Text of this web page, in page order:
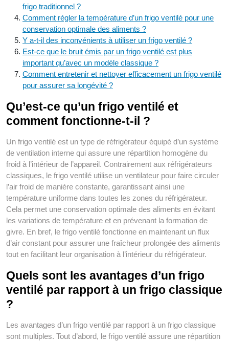
frigo traditionnel ?
Comment régler la température d’un frigo ventilé pour une
conservation optimale des aliments ?
Y a-t-il des inconvénients à utiliser un frigo ventilé ?
Est-ce que le bruit émis par un frigo ventilé est plus
important qu’avec un modèle classique ?
Comment entretenir et nettoyer efficacement un frigo ventilé
pour assurer sa longévité ?
Qu’est-ce qu’un frigo ventilé et
comment fonctionne-t-il ?
Un frigo ventilé est un type de réfrigérateur équipé d’un système
de ventilation interne qui assure une répartition homogène du
froid à l’intérieur de l’appareil. Contrairement aux réfrigérateurs
classiques, le frigo ventilé utilise un ventilateur pour faire circuler
l’air froid de manière constante, garantissant ainsi une
température uniforme dans toutes les zones du réfrigérateur.
Cela permet une conservation optimale des aliments en évitant
les variations de température et en prévenant la formation de
givre. En bref, le frigo ventilé fonctionne en maintenant un flux
d’air constant pour assurer une fraîcheur prolongée des aliments
tout en facilitant leur organisation à l’intérieur du réfrigérateur.
Quels sont les avantages d’un frigo
ventilé par rapport à un frigo classique
?
Les avantages d’un frigo ventilé par rapport à un frigo classique
sont multiples. Tout d’abord, le frigo ventilé assure une répartition